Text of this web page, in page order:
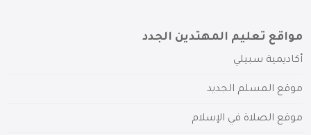
مواقع تعليم المهتدين الجدد
أكاديمية سبيلي
موقع المسلم الجديد
موقع الصلاة في الإسلام